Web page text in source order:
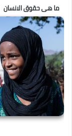
ما هى حقوق الانسان